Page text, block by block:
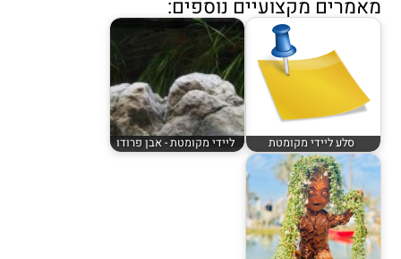
מאמרים מקצועיים נוספים:
סלע ליידי מקומטת ליידי מקומטת - אבן פרודו